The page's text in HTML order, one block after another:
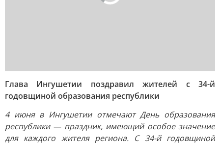
Глава Ингушетии поздравил жителей с 34-й
годовщиной образования республики
4 июня в Ингушетии отмечают День образования
республики — праздник, имеющий особое значение
для каждого жителя региона. С 34-й годовщиной